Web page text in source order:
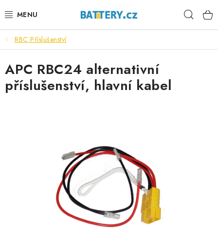
na
VÝHODNÉ SETY
SLUŽBY
AUTOBATERIE
STANIČNÍ BATERIE
BATERIOVÉ BOXY
POWERBANKY
RBC Příslušenství
APC RBC24 alternativní
příslušenství, hlavní kabel